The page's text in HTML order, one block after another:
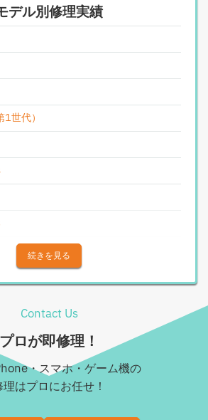
レンズガラス交換修理
ラ交換修理
ープ、システム復旧
修理（軽度）
ータ交換修理
パネル交換修理
ー交換
作業
部品修理
プ、システム復旧
損修理（軽度）
デル別修理実績
世代）
続きを見る
Contact Us
プロが即修理！
・スマホ・ゲーム機の
理はプロにお任せ！